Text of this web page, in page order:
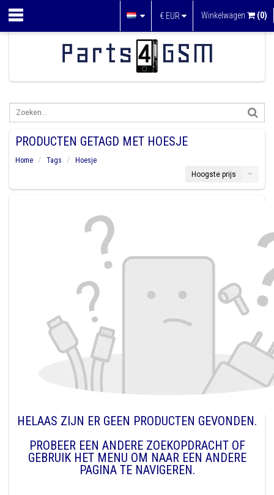
€ EUR Winkelwagen (0)
PRODUCTEN GETAGD MET HOESJE
Home Tags
Hoesje
Hoogste prijs
HELAAS ZIJN ER GEEN PRODUCTEN GEVONDEN.
PROBEER EEN ANDERE ZOEKOPDRACHT OF
GEBRUIK HET MENU OM NAAR EEN ANDERE
PAGINA TE NAVIGEREN.